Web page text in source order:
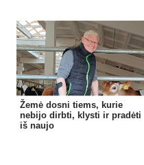
Žemė dosni tiems, kurie
nebijo dirbti, klysti ir pradėti
iš naujo